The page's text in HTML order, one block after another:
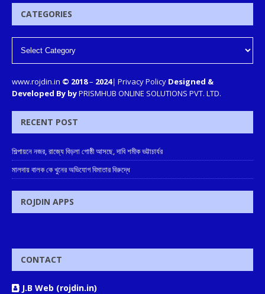
CATEGORIES
www.rojdin.in © 2018– 2024| Privacy Policy Designed &
Developed By byPRISMHUB ONLINE SOLUTIONS PVT. LTD.
RECENT POST
শিল্পায়নে নজর, রাজ্যে বিড়লা গোষ্ঠী আসছে, দাবি শমীক ভট্টাচার্যর
মালদায় বালক কে খুনের অভিযোগ বিমাতার বিরুদ্ধে
ROJDIN APPS
CONTACT
J.B Web (rojdin.in)